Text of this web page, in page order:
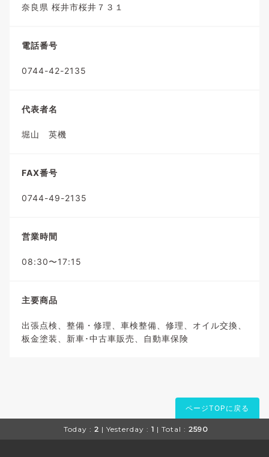
奈良県 桜井市桜井７３１
電話番号
0744-42-2135
代表者名
堀山 英機
FAX番号
0744-49-2135
営業時間
08:30〜17:15
主要商品
出張点検、整備・修理、車検整備、修理、オイル交換、
板金塗装、新車･中古車販売、自動車保険
ページTOPに戻る
Today : 2 | Yesterday : 1 | Total : 2590